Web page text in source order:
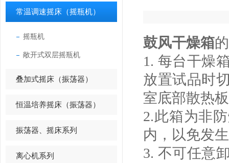
常温调速摇床（摇瓶机）
摇瓶机
敞开式双层摇瓶机
叠加式摇床（振荡器）
恒温培养摇床（振荡器）
振荡器、摇床系列
离心机系列
鼓风干燥箱
1. 每台干燥
放置试品时
室底部散热
2.此箱为非
内，以免发
3. 不可任意